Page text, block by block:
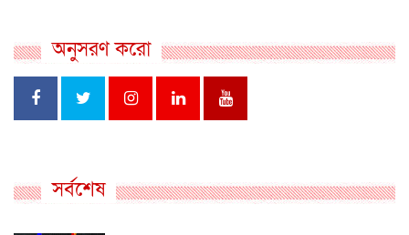
অনুসরণ করো
সর্বশেষ